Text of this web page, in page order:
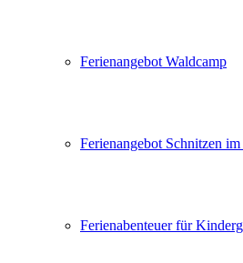
Ferienangebot Waldcamp
Ferienangebot Schnitzen
Ferienabenteuer für